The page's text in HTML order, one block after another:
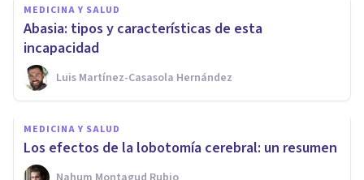
MEDICINA Y SALUD
Abasia: tipos y características de esta
incapacidad
Luis Martínez-Casasola Hernández
MEDICINA Y SALUD
Los efectos de la lobotomía cerebral: un resumen